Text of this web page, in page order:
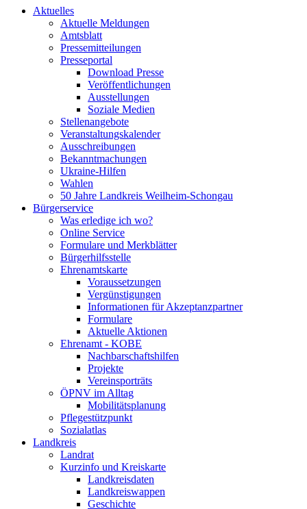
Aktuelles
Aktuelle Meldungen
Amtsblatt
Pressemitteilungen
Presseportal
Download Presse
Veröffentlichungen
Ausstellungen
Soziale Medien
Stellenangebote
Veranstaltungskalender
Ausschreibungen
Bekanntmachungen
Ukraine-Hilfen
Wahlen
50 Jahre Landkreis Weilheim-Schongau
Bürgerservice
Was erledige ich wo?
Online Service
Formulare und Merkblätter
Bürgerhilfsstelle
Ehrenamtskarte
Voraussetzungen
Vergünstigungen
Informationen für Akzeptanzpartner
Formulare
Aktuelle Aktionen
Ehrenamt - KOBE
Nachbarschaftshilfen
Projekte
Vereinsporträts
ÖPNV im Alltag
Mobilitätsplanung
Pflegestützpunkt
Sozialatlas
Landkreis
Landrat
Kurzinfo und Kreiskarte
Landkreisdaten
Landkreiswappen
Geschichte